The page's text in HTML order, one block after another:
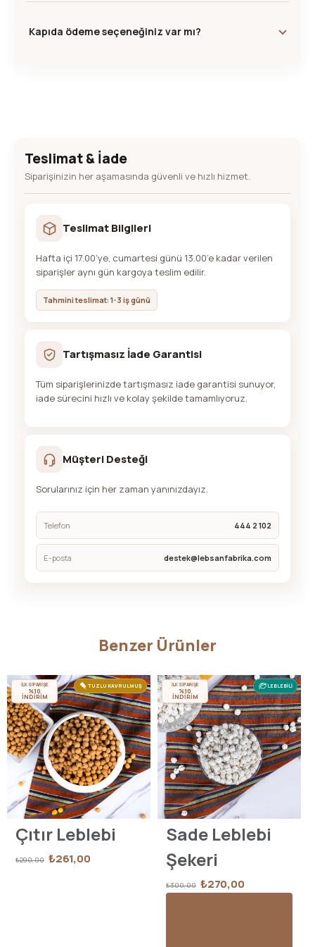
Kapıda ödeme seçeneğiniz var mı?
Teslimat & İade
Siparişinizin her aşamasında güvenli ve hızlı hizmet.
Teslimat Bilgileri
Hafta içi 17.00’ye, cumartesi günü 13.00’e kadar verilen
siparişler aynı gün kargoya teslim edilir.
Tahmini teslimat: 1-3 iş günü
Tartışmasız İade Garantisi
Tüm siparişlerinizde tartışmasız iade garantisi sunuyor,
iade sürecini hızlı ve kolay şekilde tamamlıyoruz.
Müşteri Desteği
Sorularınız için her zaman yanınızdayız.
Telefon 444 2 102
E-posta destek@lebsanfabrika.com
Benzer Ürünler
TUZLU KAVRULMUŞ
İLK SİPARİŞE
%10
İNDİRİM
Çıtır Leblebi
₺290,00 ₺261,00
LEBLEBİLİ
İLK SİPARİŞE
%10
İNDİRİM
Sade Leblebi
Şekeri
₺300,00 ₺270,00